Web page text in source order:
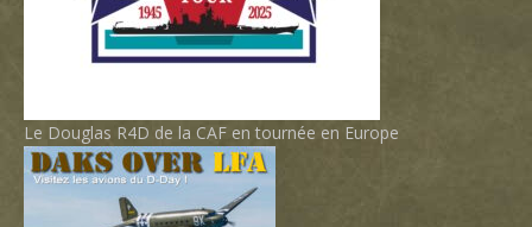
Le Douglas R4D de la CAF en tournée en Europe